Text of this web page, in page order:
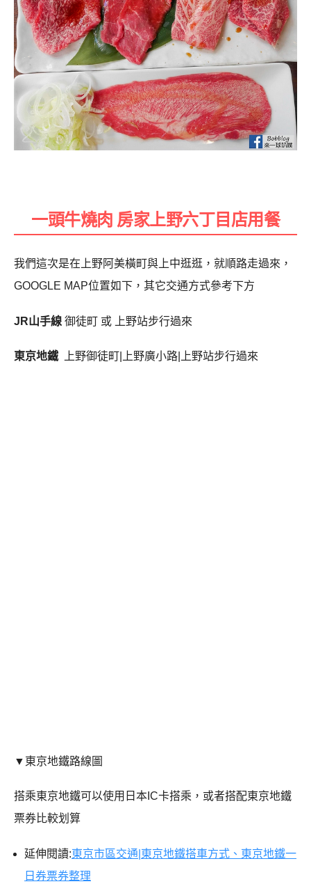
一頭牛燒肉 房家上野六丁目店用餐
我們這次是在上野阿美橫町與上中逛逛，就順路走過來，
GOOGLE MAP位置如下，其它交通方式參考下方
JR山手線 御徒町 或 上野站步行過來
東京地鐵上野御徒町|上野廣小路|上野站步行過來
▼東京地鐵路線圖
搭乘東京地鐵可以使用日本IC卡搭乘，或者搭配東京地鐵
票券比較划算
延伸閱讀:東京市區交通|東京地鐵搭車方式、東京地鐵一
日券票券整理